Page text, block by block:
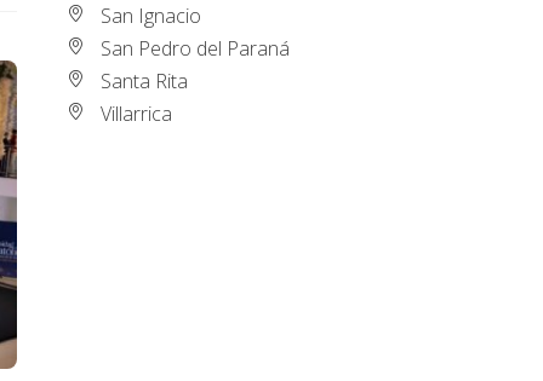
San Ignacio
San Pedro del Paraná
Santa Rita
Villarrica